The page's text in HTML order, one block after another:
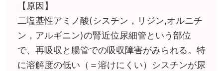
【原因】
二塩基性アミノ酸(シスチン，リジン,オルニチ
ン，アルギニン)の腎近位尿細管という部位
で、再吸収と腸管での吸収障害がみられる。特
に溶解度の低い（＝溶けにくい）シスチンが尿